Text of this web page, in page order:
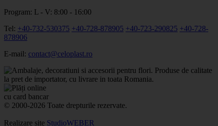
Program: L - V: 8:00 - 16:00
Tel: +40-732-530375 +40-728-878905 +40-723-290825 +40-728-
878906
E-mail: contact@celoplast.ro
© 2000-2026 Toate drepturile rezervate.
Realizare site StudioWEBER